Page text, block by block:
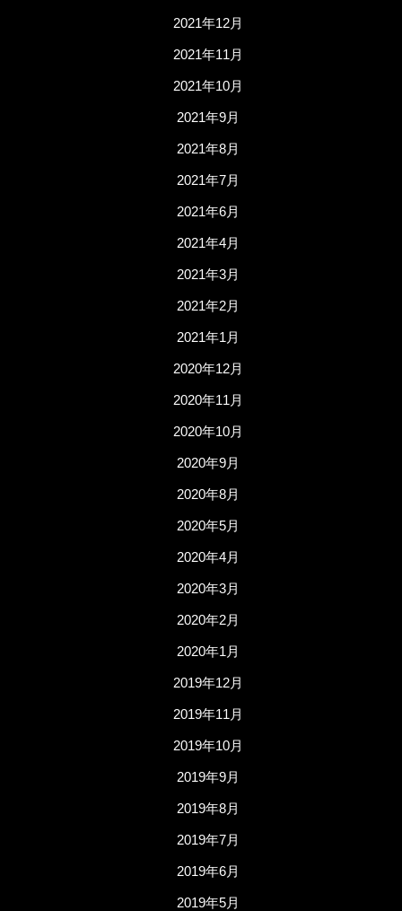
2021年12月
2021年11月
2021年10月
2021年9月
2021年8月
2021年7月
2021年6月
2021年4月
2021年3月
2021年2月
2021年1月
2020年12月
2020年11月
2020年10月
2020年9月
2020年8月
2020年5月
2020年4月
2020年3月
2020年2月
2020年1月
2019年12月
2019年11月
2019年10月
2019年9月
2019年8月
2019年7月
2019年6月
2019年5月